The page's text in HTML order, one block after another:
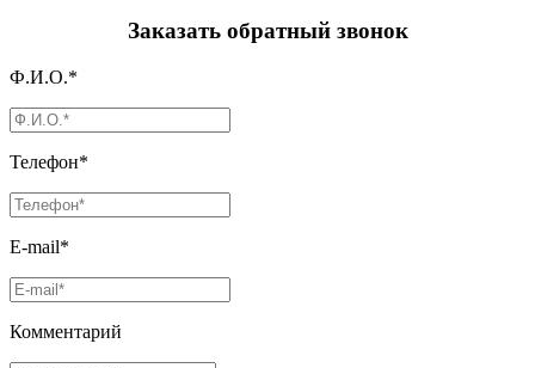
Заказать обратный звонок
Ф.И.О.*
Телефон*
E-mail*
Комментарий